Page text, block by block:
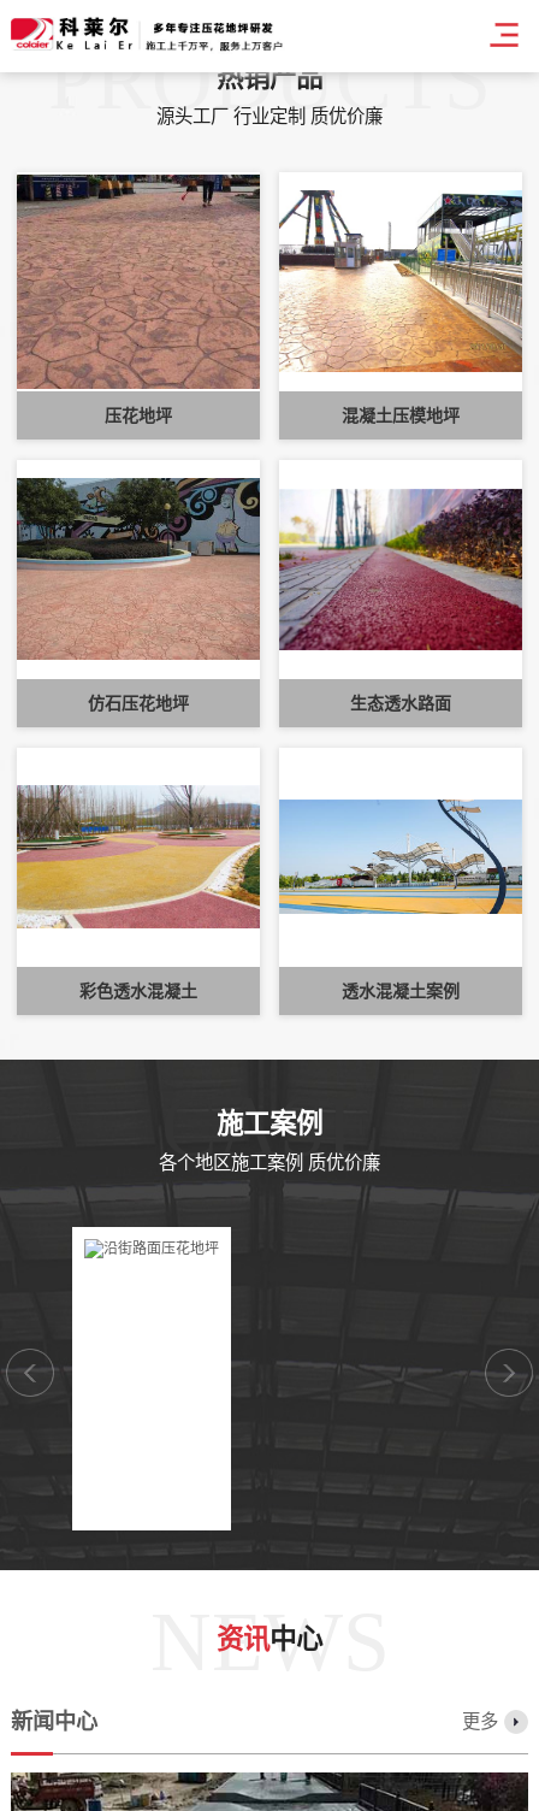
PRODUCTS
热销产品
源头工厂 行业定制 质优价廉
压花地坪 混凝土压模地坪
仿石压花地坪 生态透水路面
彩色透水混凝土 透水混凝土案例
CASE
施工案例
各个地区施工案例 质优价廉
NEWS
资讯中心
新闻中心 更多